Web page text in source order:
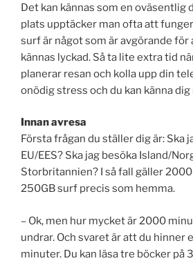
Det kan kännas som en oväsentlig
plats upptäcker man ofta att
surf är något som är avgörande för
kännas lyckad. Så ta lite extra tid
planerar resan och kolla upp din
onödig stress och du kan känna
Innan avresa
Första frågan du ställer dig är: Ska
EU/EES? Ska jag besöka Island/
Storbritannien? I så fall gäller
250GB surf precis som hemma.
– Ok, men hur mycket är 2000
undrar. Och svaret är att du hinner
minuter. Du kan läsa tre böcker på